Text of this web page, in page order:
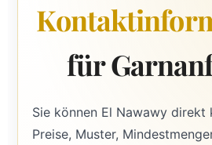
für
Sie können El Nawawy direkt
Preise, Muster,